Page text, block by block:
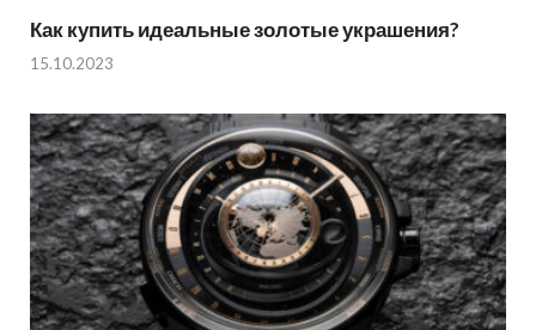
Как купить идеальные золотые украшения?
15.10.2023